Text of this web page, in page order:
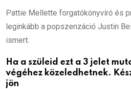
Pattie Mellette forgatókönyvíró és
leginkább a popszenzáció Justin
ismert.
Ha a szüleid ezt a 3 jelet
végéhez közeledhetnek.
jön